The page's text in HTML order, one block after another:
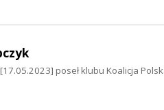
poseł klubu Koalicja